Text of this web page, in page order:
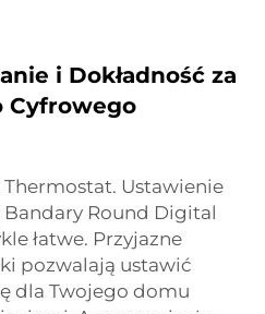
i Dokładność za
Cyfrowego
Ustawienie
Round Digital
łatwe. Przyjazne
pozwalają ustawić
dla Twojego domu